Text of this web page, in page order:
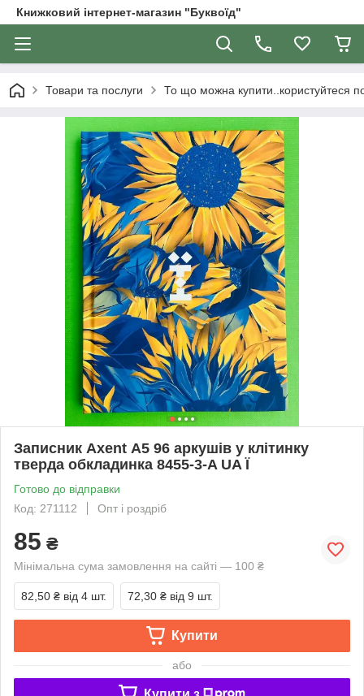
Книжковий інтернет-магазин "Буквоїд"
Товари та послуги То що можна купити..користуйтеся
Записник Axent А5 96 аркушів у клітинку
тверда обкладинка 8455-3-A UA Ї
Готово до відправки
Код: 271112
Опт і роздріб
85 ₴
Мінімальна сума замовлення на сайті — 100 ₴
82,50 ₴ від 4 шт. 72,30 ₴ від 9 шт.
Купити
або